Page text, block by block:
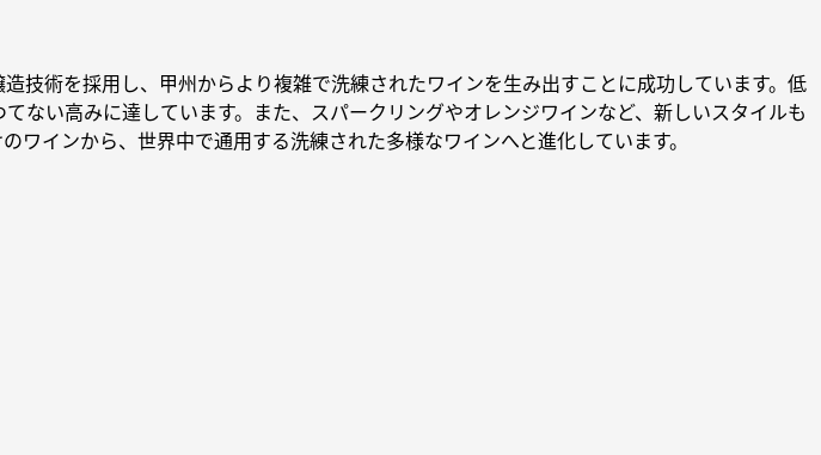
技術を採用し、甲州からより複雑で洗練されたワインを生み出すことに成功しています。低
ない高みに達しています。また、スパークリングやオレンジワインなど、新しいスタイルも
インから、世界中で通用する洗練された多様なワインへと進化しています。